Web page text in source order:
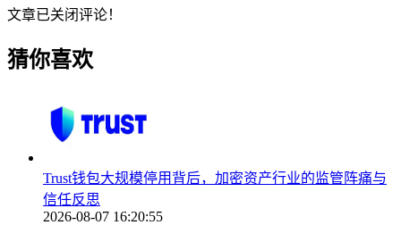
文章已关闭评论！
猜你喜欢
Trust钱包大规模停用背后，加密资产行业的监管阵痛与
信任反思
2026-08-07 16:20:55